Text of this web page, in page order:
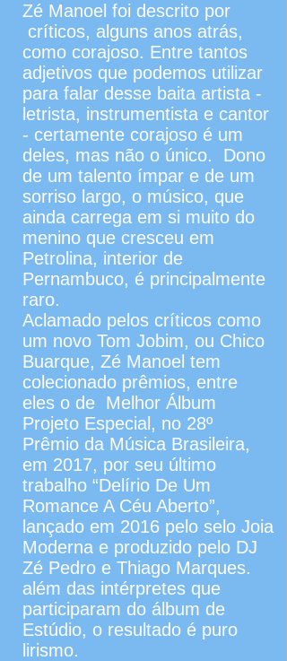
Zé Manoel foi descrito por
críticos, alguns anos atrás,
como corajoso. Entre tantos
adjetivos que podemos utilizar
para falar desse baita artista -
letrista, instrumentista e cantor
- certamente corajoso é um
deles, mas não o único. Dono
de um talento ímpar e de um
sorriso largo, o músico, que
ainda carrega em si muito do
menino que cresceu em
Petrolina, interior de
Pernambuco, é principalmente
raro.
Aclamado pelos críticos como
um novo Tom Jobim, ou Chico
Buarque, Zé Manoel tem
colecionado prêmios, entre
eles o de Melhor Álbum
Projeto Especial, no 28º
Prêmio da Música Brasileira,
em 2017, por seu último
trabalho “Delírio De Um
Romance A Céu Aberto”,
lançado em 2016 pelo selo Joia
Moderna e produzido pelo DJ
Zé Pedro e Thiago Marques.
além das intérpretes que
participaram do álbum de
Estúdio, o resultado é puro
lirismo.